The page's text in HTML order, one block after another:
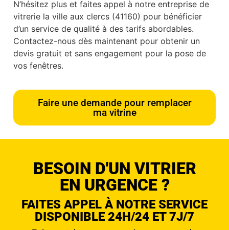
N’hésitez plus et faites appel à notre entreprise de
vitrerie la ville aux clercs (41160) pour bénéficier
d’un service de qualité à des tarifs abordables.
Contactez-nous dès maintenant pour obtenir un
devis gratuit et sans engagement pour la pose de
vos fenêtres.
Faire une demande pour remplacer
ma vitrine
BESOIN D'UN VITRIER
EN URGENCE ?
FAITES APPEL À NOTRE SERVICE
DISPONIBLE 24H/24 ET 7J/7